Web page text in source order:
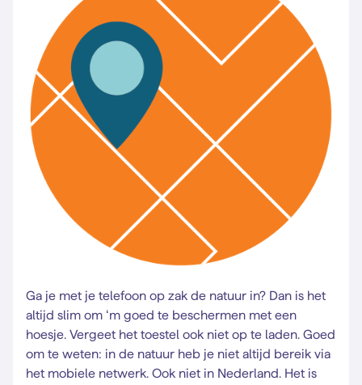
Ga je met je telefoon op zak de natuur in? Dan is het
altijd slim om ‘m goed te beschermen met een
hoesje. Vergeet het toestel ook niet op te laden. Goed
om te weten: in de natuur heb je niet altijd bereik via
het mobiele netwerk. Ook niet in Nederland. Het is